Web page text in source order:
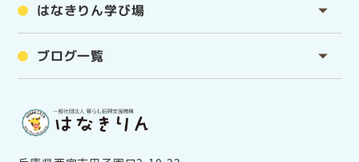
はなきりん学び場
ブログ一覧